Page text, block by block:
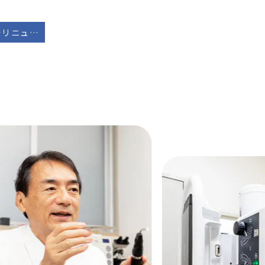
ホームページをリニューアルいたしました。